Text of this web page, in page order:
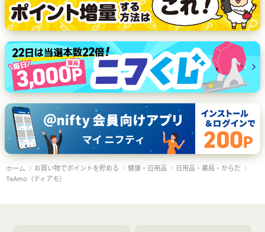
ホーム お買い物でポイントを貯める 健康・日用品
日用品・薬局・からだ
TeAmo（ティアモ）